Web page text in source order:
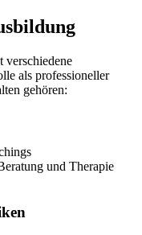
verschiedene
als professioneller
gehören:
und Therapie